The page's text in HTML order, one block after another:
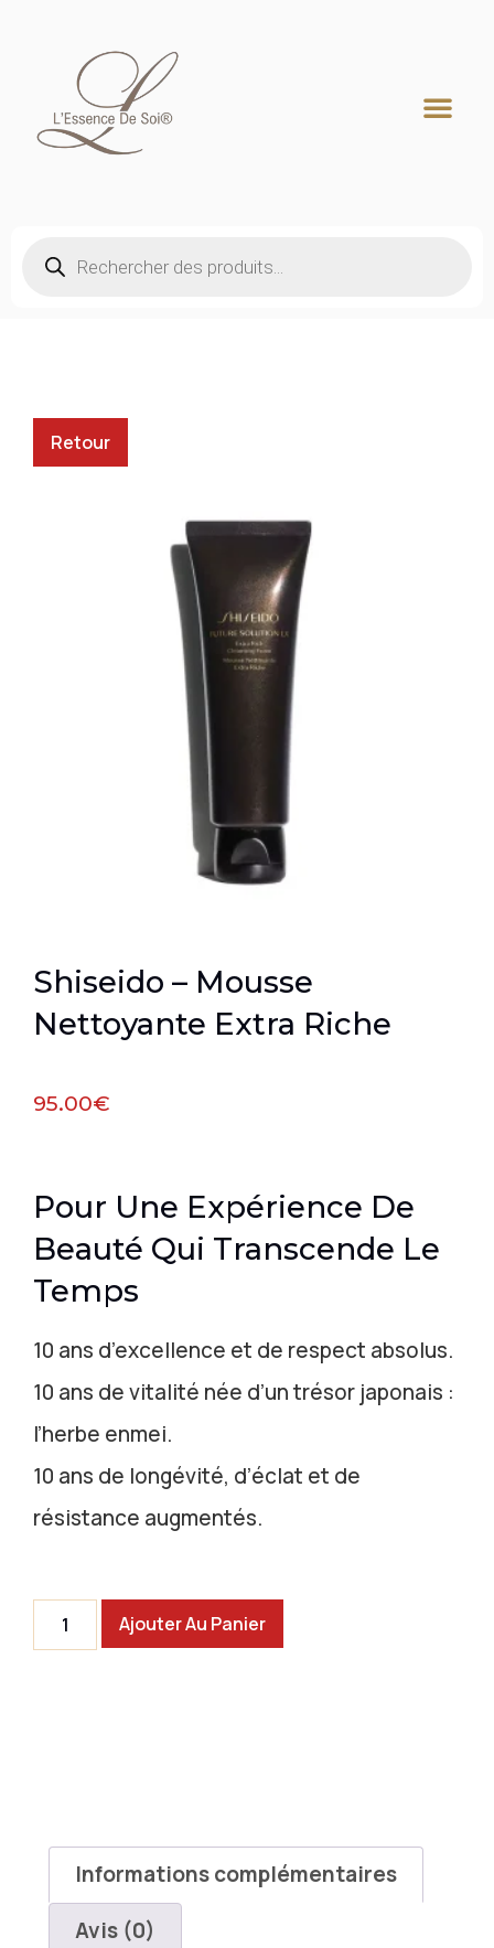
Retour
Shiseido – Mousse
Nettoyante Extra Riche
95.00€
Pour Une Expérience De
Beauté Qui Transcende Le
Temps
10 ans d’excellence et de respect absolus.
10 ans de vitalité née d’un trésor japonais :
l’herbe enmei.
10 ans de longévité, d’éclat et de
résistance augmentés.
Ajouter Au Panier
Informations complémentaires
Avis (0)